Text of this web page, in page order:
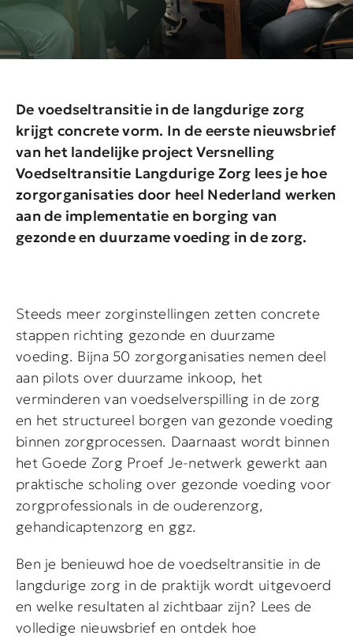
De voedseltransitie in de langdurige zorg
krijgt concrete vorm. In de eerste nieuwsbrief
van het landelijke project Versnelling
Voedseltransitie Langdurige Zorg lees je hoe
zorgorganisaties door heel Nederland werken
aan de implementatie en borging van
gezonde en duurzame voeding in de zorg.
Steeds meer zorginstellingen zetten concrete
stappen richting gezonde en duurzame
voeding. Bijna 50 zorgorganisaties nemen deel
aan pilots over duurzame inkoop, het
verminderen van voedselverspilling in de zorg
en het structureel borgen van gezonde voeding
binnen zorgprocessen. Daarnaast wordt binnen
het Goede Zorg Proef Je-netwerk gewerkt aan
praktische scholing over gezonde voeding voor
zorgprofessionals in de ouderenzorg,
gehandicaptenzorg en ggz.
Ben je benieuwd hoe de voedseltransitie in de
langdurige zorg in de praktijk wordt uitgevoerd
en welke resultaten al zichtbaar zijn? Lees de
volledige nieuwsbrief en ontdek hoe